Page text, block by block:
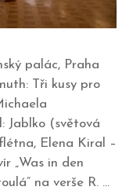
palác, Praha
Tři kusy pro
Jablko (světová
Elena Kiral –
„Was in den
na verše R. …